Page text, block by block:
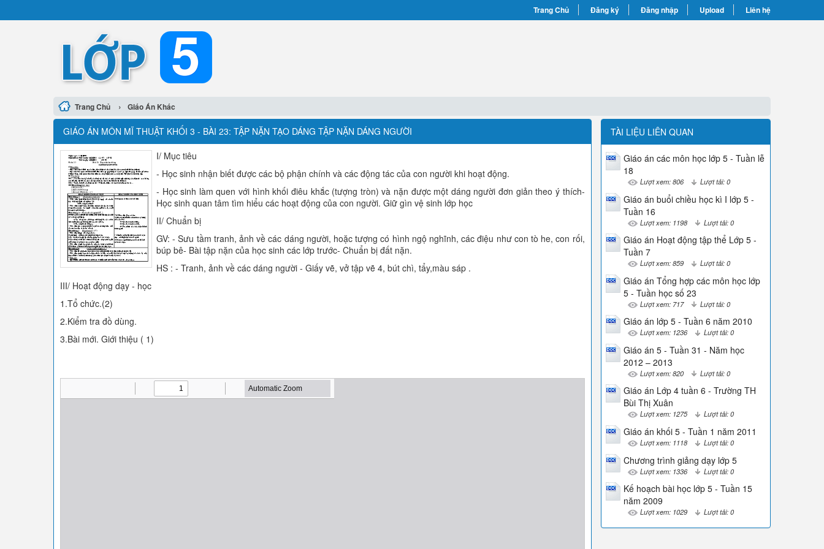
Trang Chủ Đăng ký Đăng nhập Upload Liên hệ
Trang Chủ › Giáo Án Khác
GIÁO ÁN MÔN MĨ THUẬT KHỐI 3 - BÀI 23: TẬP NẶN TẠO DÁNG TẬP NẶN DÁNG NGƯỜI
I/ Mục tiêu
- Học sinh nhận biết được các bộ phận chính và các động tác của con người khi hoạt động.
- Học sinh làm quen với hình khối điêu khắc (tượng tròn) và nặn được một dáng người đơn giản theo ý thích-
Học sinh quan tâm tìm hiểu các hoạt động của con người. Giữ gìn vệ sinh lớp học
II/ Chuẩn bị
GV: - Sưu tầm tranh, ảnh về các dáng người, hoặc tượng có hình ngộ nghĩnh, các điệu như con tò he, con rối,
búp bê- Bài tập nặn của học sinh các lớp trước- Chuẩn bị đất nặn.
HS : - Tranh, ảnh về các dáng người - Giấy vẽ, vở tập vẽ 4, bút chì, tẩy,màu sáp .
III/ Hoạt động dạy - học
1.Tổ chức.(2)
2.Kiểm tra đồ dùng.
3.Bài mới. Giới thiệu ( 1)
TÀI LIỆU LIÊN QUAN
Giáo án các môn học lớp 5 - Tuần lễ
18
Lượt xem: 806 Lượt tải: 0
Giáo án buổi chiều học kì I lớp 5 -
Tuần 16
Lượt xem: 1198 Lượt tải: 0
Giáo án Hoạt động tập thể Lớp 5 -
Tuần 7
Lượt xem: 859 Lượt tải: 0
Giáo án Tổng hợp các môn học lớp
5 - Tuần học số 23
Lượt xem: 717 Lượt tải: 0
Giáo án lớp 5 - Tuần 6 năm 2010
Lượt xem: 1236 Lượt tải: 0
Giáo án 5 - Tuần 31 - Năm học
2012 – 2013
Lượt xem: 820 Lượt tải: 0
Giáo án Lớp 4 tuần 6 - Trường TH
Bùi Thị Xuân
Lượt xem: 1275 Lượt tải: 0
Giáo án khối 5 - Tuần 1 năm 2011
Lượt xem: 1118 Lượt tải: 0
Chương trình giảng dạy lớp 5
Lượt xem: 1336 Lượt tải: 0
Kế hoạch bài học lớp 5 - Tuần 15
năm 2009
Lượt xem: 1029 Lượt tải: 0